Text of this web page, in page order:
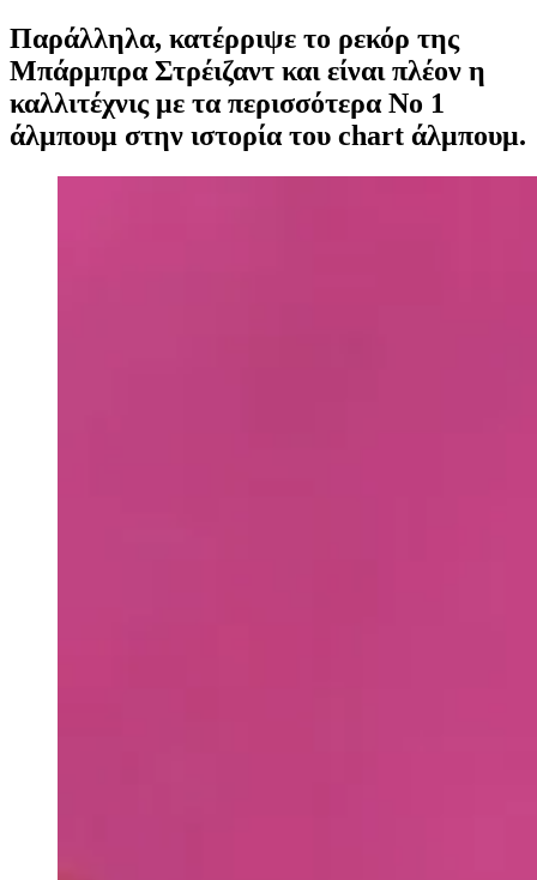
Παράλληλα, κατέρριψε το ρεκόρ της
Μπάρμπρα Στρέιζαντ και είναι πλέον η
καλλιτέχνις με τα περισσότερα Νο 1
άλμπουμ στην ιστορία του chart άλμπουμ.